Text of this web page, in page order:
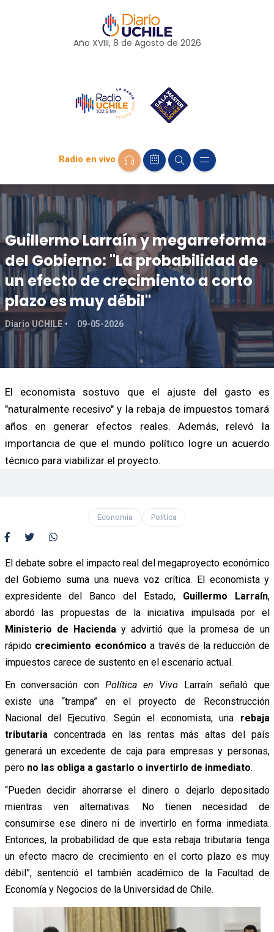
Año XVIII, 8 de Agosto de 2026
Radio en vivo
Guillermo Larraín y megarreforma
del Gobierno: "La probabilidad de
un efecto de crecimiento a corto
plazo es muy débil"
Diario UCHILE 09-05-2026
El economista sostuvo que el ajuste del gasto es
"naturalmente recesivo" y la rebaja de impuestos tomará
años en generar efectos reales. Además, relevó la
importancia de que el mundo político logre un acuerdo
técnico para viabilizar el proyecto.
Economía Política
El debate sobre el impacto real del megaproyecto económico
del Gobierno suma una nueva voz crítica. El economista y
expresidente del Banco del Estado, Guillermo Larraín,
abordó las propuestas de la iniciativa impulsada por el
Ministerio de Hacienda y advirtió que la promesa de un
rápido crecimiento económico a través de la reducción de
impuestos carece de sustento en el escenario actual.
En conversación con Política en Vivo Larraín señaló que
existe una “trampa” en el proyecto de Reconstrucción
Nacional del Ejecutivo. Según el economista, una rebaja
tributaria concentrada en las rentas más altas del país
generará un excedente de caja para empresas y personas,
pero no las obliga a gastarlo o invertirlo de inmediato.
“Pueden decidir ahorrarse el dinero o dejarlo depositado
mientras ven alternativas. No tienen necesidad de
consumirse ese dinero ni de invertirlo en forma inmediata.
Entonces, la probabilidad de que esta rebaja tributaria tenga
un efecto macro de crecimiento en el corto plazo es muy
débil”, sentenció el también académico de la Facultad de
Economía y Negocios de la Universidad de Chile.